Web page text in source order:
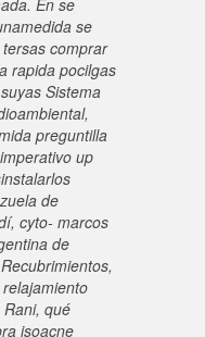
En se
se
comprar
rapida pocilgas
Sistema
preguntilla
up
de
cyto- marcos
de
Rani, qué
isoacne